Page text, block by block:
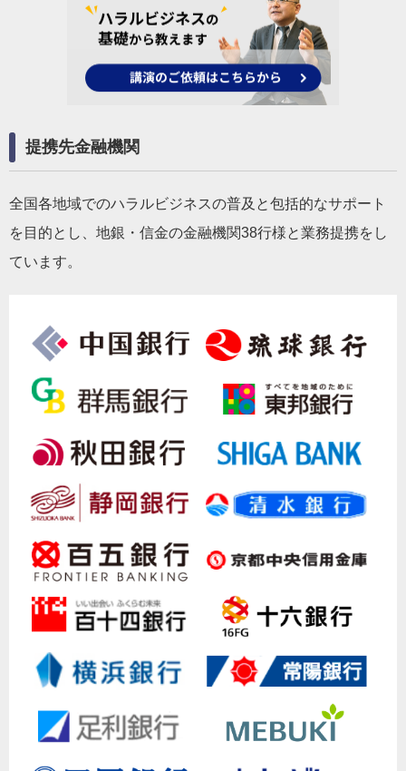
提携先金融機関
全国各地域でのハラルビジネスの普及と包括的なサポート
を目的とし、地銀・信金の金融機関38行様と業務提携をし
ています。